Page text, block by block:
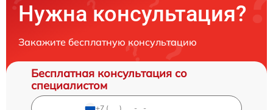
Нужна консультация?
Закажите бесплатную консультацию
Бесплатная консультация со
специалистом